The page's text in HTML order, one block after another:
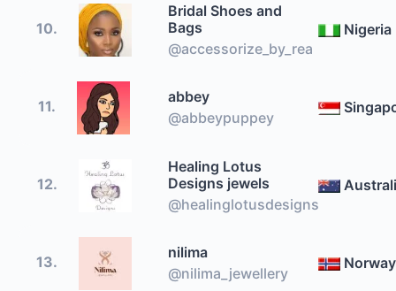
10.
Bridal Shoes and
Bags
@accessorize_by_rea
Nigeria
11.
abbey
@abbeypuppey
12.
Healing Lotus
Designs jewels
@healinglotusdesigns
13.
nilima
@nilima_jewellery
Norway